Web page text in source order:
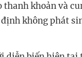
khoản và
không phát